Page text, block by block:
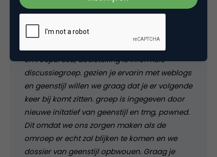
aprilgrap van geenstijl, powned dus? Dus
overleg gehad met aantal initatiefnemers op
omroepbreed, doelstelling is informele
discussiegroep. gezien je ervarin met weblogs
en geenstijl willen we graag dat je er volgende
keer bij komt zitten. groep is ingegeven door
nieuwe initatief van geenstijl en tmg, powned.
Dit omdat we ons zorgen maken als de
omroep er echt zal blijken te komen en we
dossier van geenstijl opbwouen. Graag je